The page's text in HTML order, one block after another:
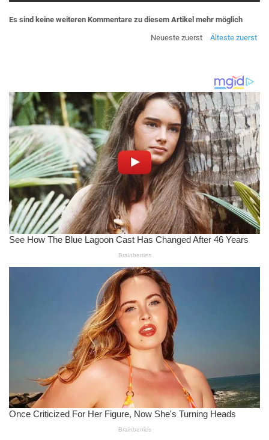
Es sind keine weiteren Kommentare zu diesem Artikel mehr möglich
Neueste zuerst
Älteste zuerst